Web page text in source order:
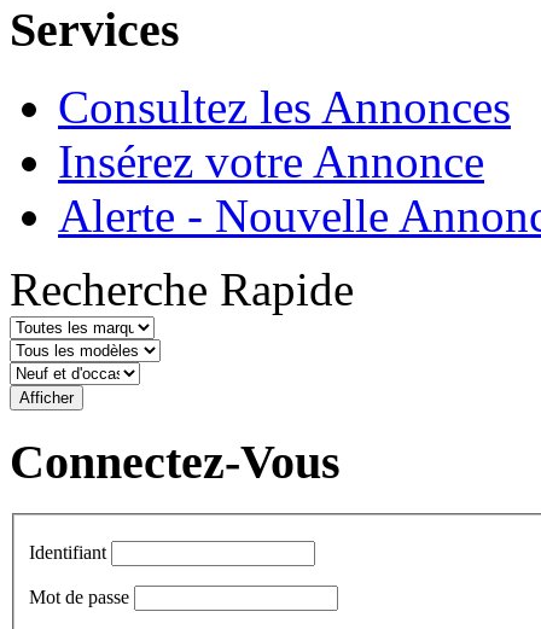
Services
Consultez les Annonces
Insérez votre Annonce
Alerte - Nouvelle
Recherche Rapide
Connectez-Vous
Identifiant
Mot de passe